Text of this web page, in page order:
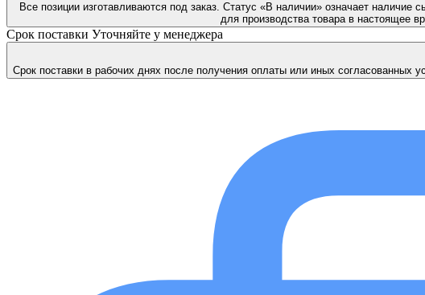
Все позиции изготавливаются под заказ. Статус «В наличии» означает наличие
для производства товара в настоящее
Срок поставки Уточняйте у менеджера
Срок поставки в рабочих днях после получения оплаты или иных согласованных